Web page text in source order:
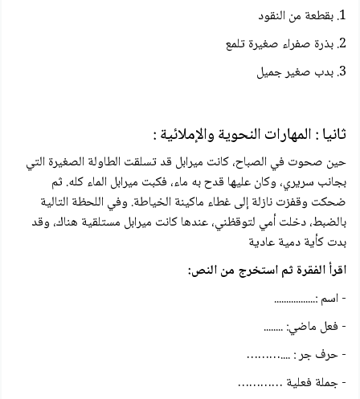
1. بقطعة من النقود
2. بذرة صفراء صغيرة تلمع
3. بدب صغير جميل
ثانيا : المهارات النحوية والإملائية :
حين صحوت في الصباح، كانت ميرابل قد تسلقت الطاولة الصغيرة التي
بجانب سريري، وكان عليها قدح به ماء، فكبت میرابل الماء كله. ثم
ضحكت وقفزت نازلة إلى غطاء ماكينة الخياطة. وفي اللحظة التالية
بالضبط، دخلت أمي لتوقظني، عندها كانت ميرابل مستلقية هناك، وقد
بدت كأية دمية عادية
اقرأ الفقرة ثم استخرج من النص:
- اسم :.................
- فعل ماضي: ........
- حرف جر : ....………
- جملة فعلية …………